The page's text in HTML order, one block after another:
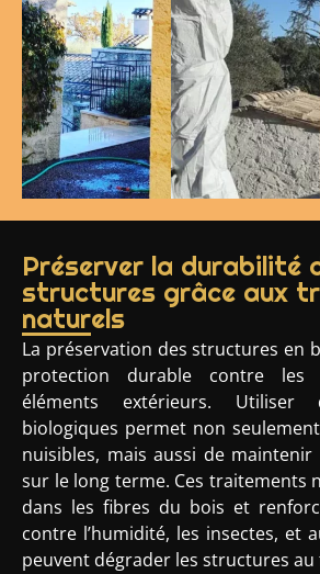
Préserver la durabilité
structures grâce aux
naturels
La préservation des structures en
protection durable contre les
éléments extérieurs. Utiliser
biologiques permet non
nuisibles, mais aussi de
sur le long terme. Ces traitements
dans les fibres du bois et
contre l’humidité, les insectes, et
peuvent dégrader les structures au